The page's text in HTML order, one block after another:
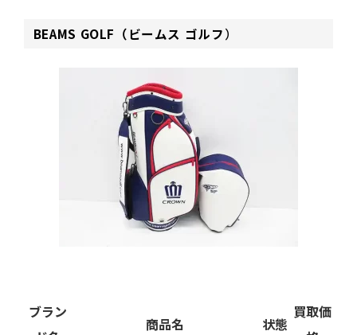
BEAMS GOLF（ビームス ゴルフ）
ブラン
商品名 状態
買取価